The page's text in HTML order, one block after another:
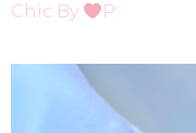
Chic By
P.